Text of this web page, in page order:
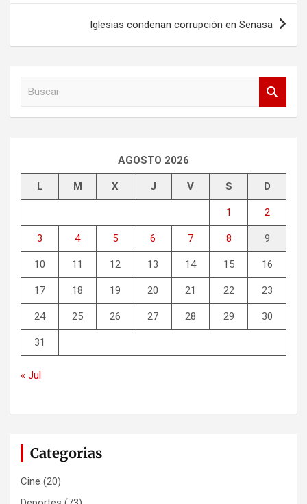
entradasIglesias condenan corrupción en Senasa
AGOSTO 2026
L M X J V S D
1 2
3 4 5 6 7 8 9
10 11 12 13 14 15 16
17 18 19 20 21 22 23
24 25 26 27 28 29 30
31
« Jul
Categorias
Cine (20)